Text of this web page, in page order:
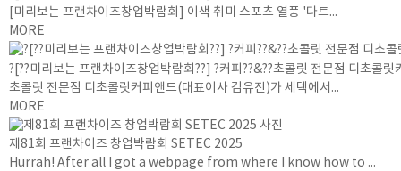
[미리보는 프랜차이즈창업박람회] 이색 취미 스포츠 열풍 '다트...
MORE
?[??미리보는 프랜차이즈창업박람회??] ?커피??&??초콜릿 전문점 디초콜릿
초콜릿 전문점 디초콜릿커피앤드(대표이사 김유진)가 세텍에서...
MORE
제81회 프랜차이즈 창업박람회 SETEC 2025
Hurrah! After all I got a webpage from where I know how to ...